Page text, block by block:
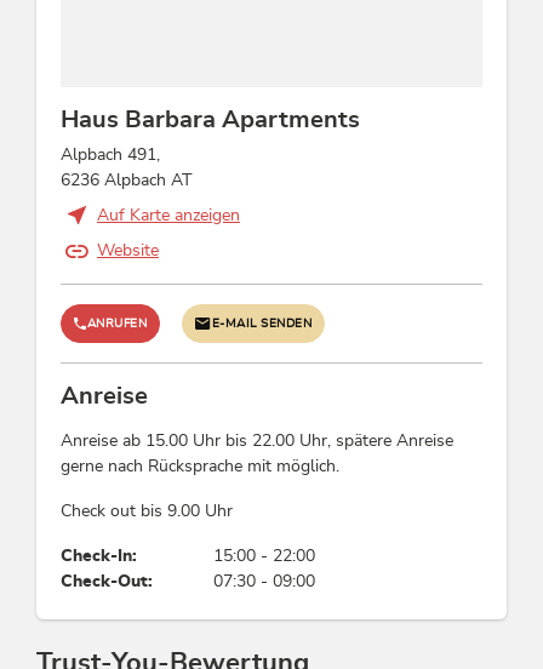
Energieeinsparung
Alle Fenster sind doppelt verglast, Strom zu 100
% aus erneuerbaren Energien, Mindestens 80 %
LED-Lampen erzeugt
Kinder
Einrichtungen Betrieb
Familienfreundlich, Zimmer/App. mit Aussicht,
PKW-Parkplatz, Satelliten-TV, Gästekühlschrank,
Fremdsprachen
Haus Barbara Apartments
Alpbach 491,
6236 Alpbach AT
Auf Karte anzeigen
Website
ANRUFEN E-MAIL SENDEN
Anreise
Anreise ab 15.00 Uhr bis 22.00 Uhr, spätere Anreise
gerne nach Rücksprache mit möglich.
Check out bis 9.00 Uhr
Check-In:
15:00 - 22:00
Check-Out:
07:30 - 09:00
Trust-You-Bewertung